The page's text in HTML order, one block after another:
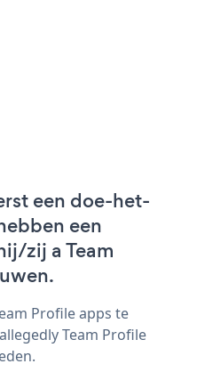
een doe-het-
een
zij a Team
Profile apps te
Team Profile